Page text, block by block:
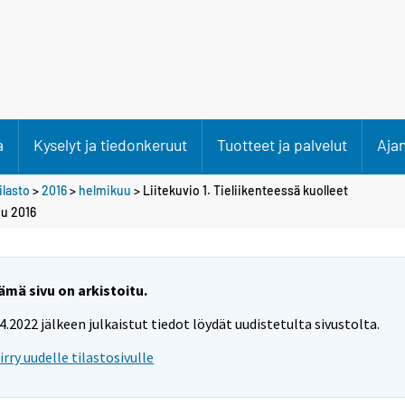
Kyselyt ja tiedonkeruut Tuotteet ja palvelut
>2016> helmikuu > Liitekuvio 1. Tieliikenteessä kuolleet
2016
sivu on arkistoitu.
jälkeen julkaistut tiedot löydät uudistetulta sivustolta.
uudelle tilastosivulle